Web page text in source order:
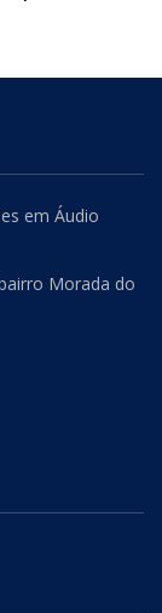
em Áudio
Morada do